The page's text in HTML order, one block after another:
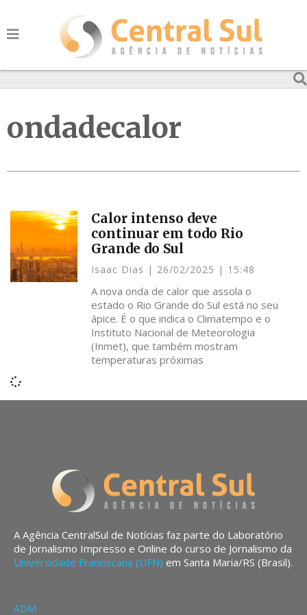
ondadecalor
Calor intenso deve
continuar em todo Rio
Grande do Sul
Isaac Dias 26/02/2025 15:48
A nova onda de calor que assola o
estado o Rio Grande do Sul está no seu
ápice. É o que indica o Climatempo e o
Instituto Nacional de Meteorologia
(Inmet), que também mostram
temperaturas próximas
A Agência CentralSul de Notícias faz parte do Laboratório
de Jornalismo Impresso e Online do curso de Jornalismo da
Universidade Franciscana (UFN) em Santa Maria/RS (Brasil).
ADM